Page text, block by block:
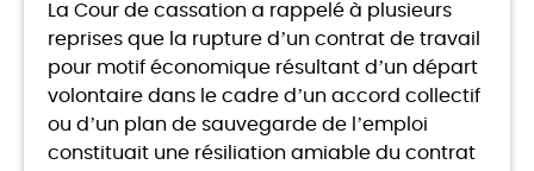
La Cour de cassation a rappelé à plusieurs
reprises que la rupture d’un contrat de travail
pour motif économique résultant d’un départ
volontaire dans le cadre d’un accord collectif
ou d’un plan de sauvegarde de l’emploi
constituait une résiliation amiable du contrat